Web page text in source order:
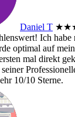
Daniel T
Ich habe
optimal auf
mal direkt
10/10 Sterne.